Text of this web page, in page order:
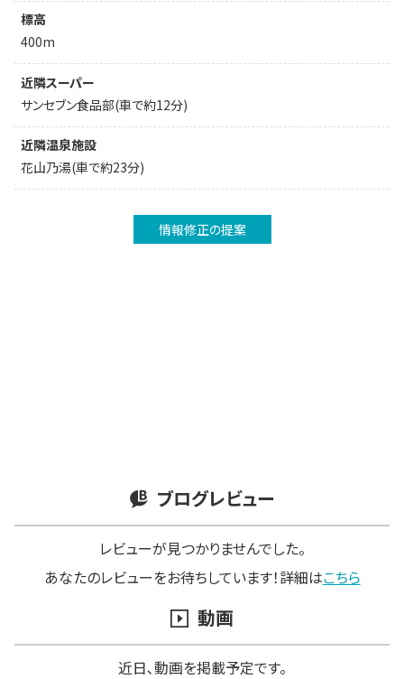
標高
400m
近隣スーパー
サンセブン食品部(車で約12分)
近隣温泉施設
花山乃湯(車で約23分)
情報修正の提案
ブログレビュー
レビューが見つかりませんでした。
あなたのレビューをお待ちしています！詳細はこちら
動画
近日､動画を掲載予定です。